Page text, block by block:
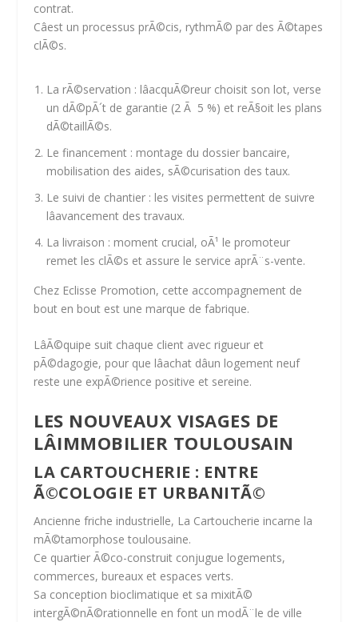
contrat.
Câest un processus prÃ©cis, rythmÃ© par des Ã©tapes
clÃ©s.
La rÃ©servation : lâacquÃ©reur choisit son lot, verse
un dÃ©pÃ´t de garantie (2 Ã 5 %) et reÃ§oit les plans
dÃ©taillÃ©s.
Le financement : montage du dossier bancaire,
mobilisation des aides, sÃ©curisation des taux.
Le suivi de chantier : les visites permettent de suivre
lâavancement des travaux.
La livraison : moment crucial, oÃ¹ le promoteur
remet les clÃ©s et assure le service aprÃ¨s-vente.
Chez Eclisse Promotion, cette accompagnement de
bout en bout est une marque de fabrique.
LâÃ©quipe suit chaque client avec rigueur et
pÃ©dagogie, pour que lâachat dâun logement neuf
reste une expÃ©rience positive et sereine.
LES NOUVEAUX VISAGES DE
LÂIMMOBILIER TOULOUSAIN
LA CARTOUCHERIE : ENTRE
Ã©COLOGIE ET URBANITÃ©
Ancienne friche industrielle, La Cartoucherie incarne la
mÃ©tamorphose toulousaine.
Ce quartier Ã©co-construit conjugue logements,
commerces, bureaux et espaces verts.
Sa conception bioclimatique et sa mixitÃ©
intergÃ©nÃ©rationnelle en font un modÃ¨le deville